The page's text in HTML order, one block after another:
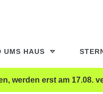
UMS HAUS
werden erst am 17.08.